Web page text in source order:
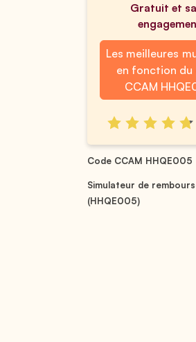
Gratuit et
Les meilleures
en fonction du
CCAM
Code CCAM HHQE005
Simulateur de
(HHQE005)